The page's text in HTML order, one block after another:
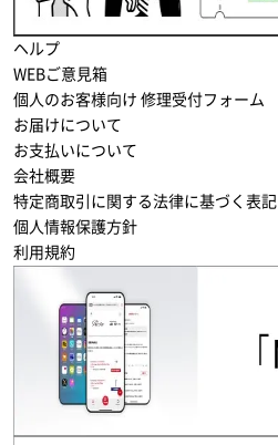
ヘルプ
WEBご意見箱
個人のお客様向け 修理受付フォーム
お届けについて
お支払いについて
会社概要
特定商取引に関する法律に基づく表記
個人情報保護方針
利用規約